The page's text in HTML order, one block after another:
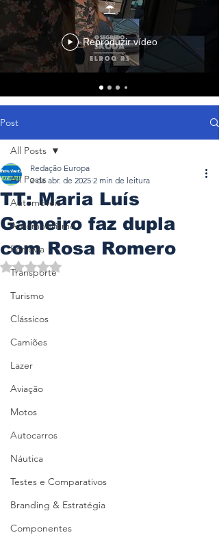
☔
Reproduzir vídeo
Post
All Posts
Automóveis
Automobilismo
Ferrovia
Transporte
Turismo
Clássicos
Camiões
Lazer
Aviação
Motos
Autocarros
Náutica
Testes e Comparativos
Branding & Estratégia
Componentes
All Posts
TT: Maria Luís
Gameiro faz dupla
com Rosa Romero
Redação Europa
2 de abr. de 2025 2 min de leitura
Avaliado com NaN de 5 estrelas.